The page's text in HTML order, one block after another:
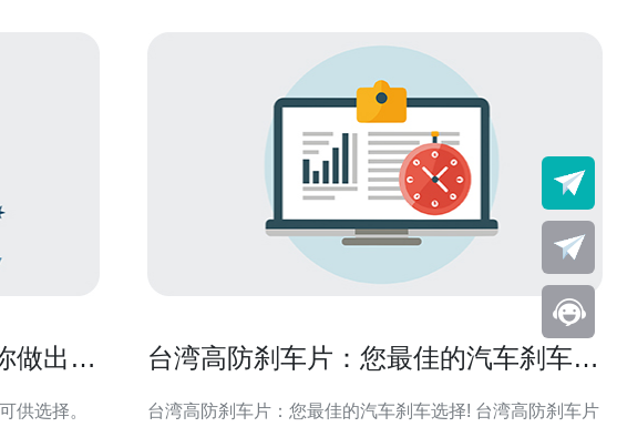
做出明
供选择。
台湾高防刹车片：您最佳的汽车刹车选
台湾高防刹车片：您最佳的汽车刹车选择! 台湾高防刹车片